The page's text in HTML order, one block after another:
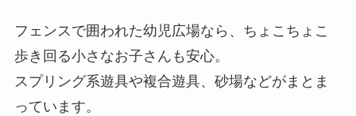
フェンスで囲われた幼児広場なら、ちょこちょこ
歩き回る小さなお子さんも安心。
スプリング系遊具や複合遊具、砂場などがまとま
っています。